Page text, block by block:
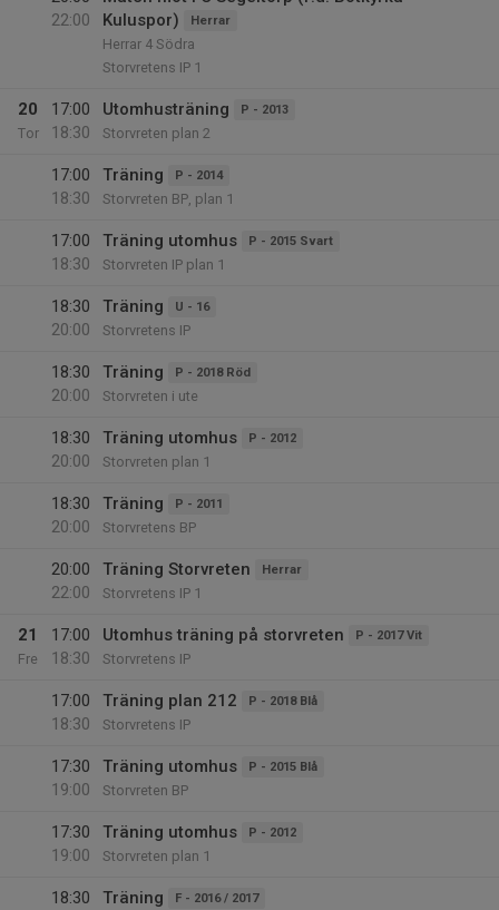
22:00
Kuluspor)
Herrar
Herrar 4 Södra
Storvretens IP 1
20
Tor
17:00
18:30
Utomhusträning P - 2013
Storvreten plan 2
17:00
18:30
Träning P - 2014
Storvreten BP, plan 1
17:00
18:30
Träning utomhus P - 2015 Svart
Storvreten IP plan 1
18:30
20:00
Träning U - 16
Storvretens IP
18:30
20:00
Träning P - 2018 Röd
Storvreten i ute
18:30
20:00
Träning utomhus P - 2012
Storvreten plan 1
18:30
20:00
Träning P - 2011
Storvretens BP
20:00
22:00
Träning Storvreten Herrar
Storvretens IP 1
21
Fre
17:00
18:30
Utomhus träning på storvreten P - 2017 Vit
Storvretens IP
17:00
18:30
Träning plan 212 P - 2018 Blå
Storvretens IP
17:30
19:00
Träning utomhus P - 2015 Blå
Storvreten BP
17:30
19:00
Träning utomhus P - 2012
Storvreten plan 1
18:30
Träning F - 2016 / 2017